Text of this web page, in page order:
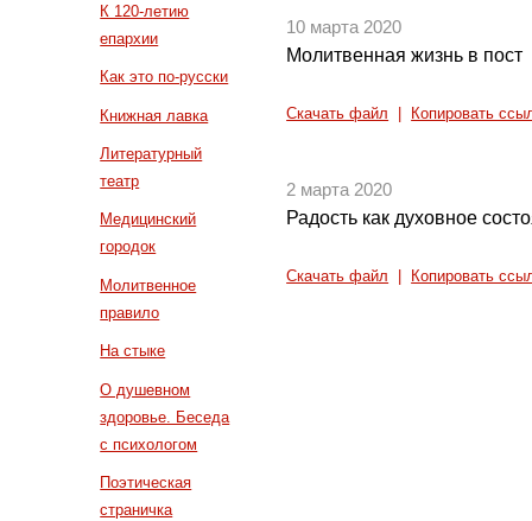
К 120-летию
епархии
Как это по-русски
Книжная лавка
Литературный
театр
Медицинский
городок
Молитвенное
правило
На стыке
О душевном
здоровье. Беседа
с психологом
Поэтическая
страничка
10 марта 2020
Молитвенная жизнь в пост
Скачать файл Копировать
2 марта 2020
Радость как духовное
Скачать файл Копировать